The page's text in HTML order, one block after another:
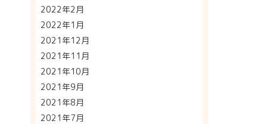
2022年2月
2022年1月
2021年12月
2021年11月
2021年10月
2021年9月
2021年8月
2021年7月